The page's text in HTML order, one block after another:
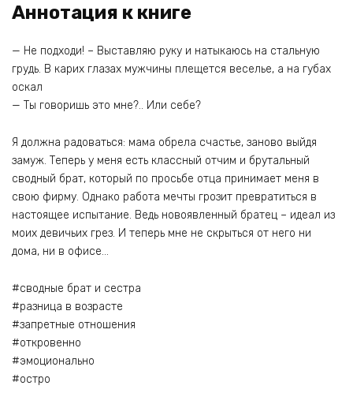
Аннотация к книге
— Не подходи! – Выставляю руку и натыкаюсь на стальную
грудь. В карих глазах мужчины плещется веселье, а на губах
оскал
— Ты говоришь это мне?.. Или себе?
Я должна радоваться: мама обрела счастье, заново выйдя
замуж. Теперь у меня есть классный отчим и брутальный
сводный брат, который по просьбе отца принимает меня в
свою фирму. Однако работа мечты грозит превратиться в
настоящее испытание. Ведь новоявленный братец – идеал из
моих девичьих грез. И теперь мне не скрыться от него ни
дома, ни в офисе…​​​​​​​
#сводные брат и сестра
#разница в возрасте
#запретные отношения
#откровенно
#эмоционально
#остро